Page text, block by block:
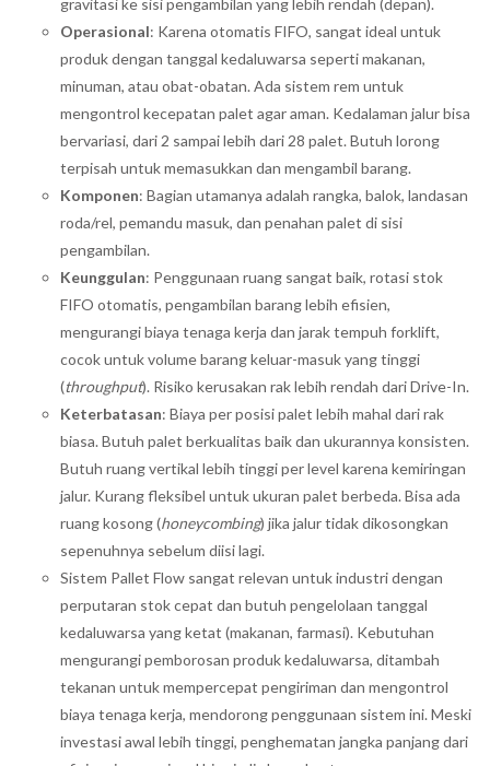
Operasional: Karena otomatis FIFO, sangat ideal untuk
produk dengan tanggal kedaluwarsa seperti makanan,
minuman, atau obat-obatan. Ada sistem rem untuk
mengontrol kecepatan palet agar aman. Kedalaman jalur bisa
bervariasi, dari 2 sampai lebih dari 28 palet. Butuh lorong
terpisah untuk memasukkan dan mengambil barang.
Komponen: Bagian utamanya adalah rangka, balok, landasan
roda/rel, pemandu masuk, dan penahan palet di sisi
pengambilan.
Keunggulan: Penggunaan ruang sangat baik, rotasi stok
FIFO otomatis, pengambilan barang lebih efisien,
mengurangi biaya tenaga kerja dan jarak tempuh forklift,
cocok untuk volume barang keluar-masuk yang tinggi
(throughput). Risiko kerusakan rak lebih rendah dari Drive-In.
Keterbatasan: Biaya per posisi palet lebih mahal dari rak
biasa. Butuh palet berkualitas baik dan ukurannya konsisten.
Butuh ruang vertikal lebih tinggi per level karena kemiringan
jalur. Kurang fleksibel untuk ukuran palet berbeda. Bisa ada
ruang kosong (honeycombing) jika jalur tidak dikosongkan
sepenuhnya sebelum diisi lagi.
Sistem Pallet Flow sangat relevan untuk industri dengan
perputaran stok cepat dan butuh pengelolaan tanggal
kedaluwarsa yang ketat (makanan, farmasi). Kebutuhan
mengurangi pemborosan produk kedaluwarsa, ditambah
tekanan untuk mempercepat pengiriman dan mengontrol
biaya tenaga kerja, mendorong penggunaan sistem ini. Meski
investasi awal lebih tinggi, penghematan jangka panjang dari